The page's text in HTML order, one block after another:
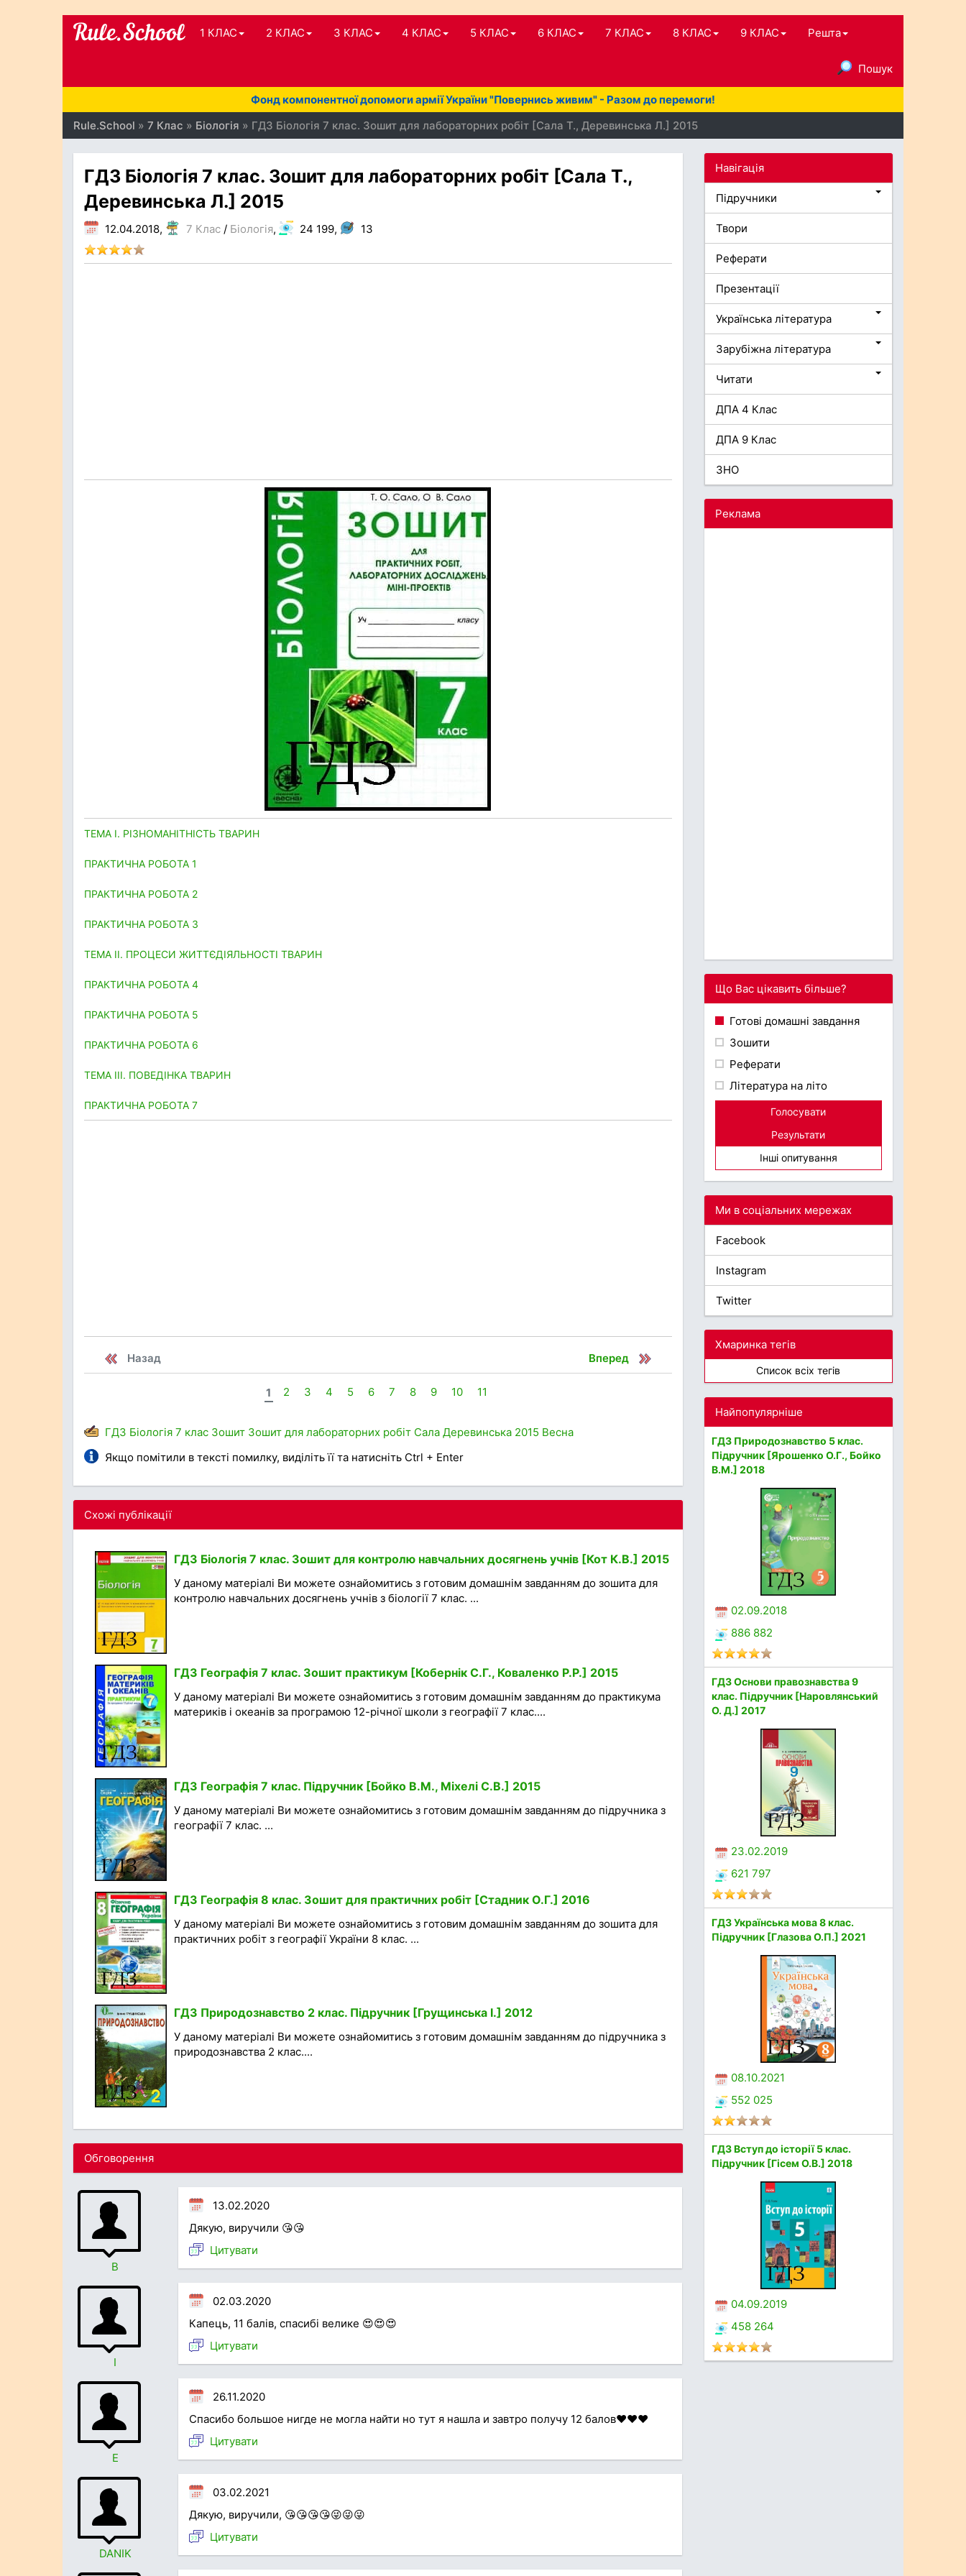
1 КЛАС 2 КЛАС 3 КЛАС 4 КЛАС 5 КЛАС 6 КЛАС 7 КЛАС 8 КЛАС 9 КЛАС Решта
Пошук
Фонд компонентної допомоги армії України "Повернись живим" - Разом до перемоги!
Rule.School » 7 Клас » Біологія » ГДЗ Біологія 7 клас. Зошит для лабораторних робіт [Сала Т., Деревинська Л.] 2015
ГДЗ Біологія 7 клас. Зошит для лабораторних робіт [Сала Т.,
Деревинська Л.] 2015
12.04.2018, 7 Клас / Біологія, 24 199, 13
ТЕМА І. РІЗНОМАНІТНІСТЬ ТВАРИН
ПРАКТИЧНА РОБОТА 1
ПРАКТИЧНА РОБОТА 2
ПРАКТИЧНА РОБОТА 3
ТЕМА II. ПРОЦЕСИ ЖИТТЄДІЯЛЬНОСТІ ТВАРИН
ПРАКТИЧНА РОБОТА 4
ПРАКТИЧНА РОБОТА 5
ПРАКТИЧНА РОБОТА 6
ТЕМА III. ПОВЕДІНКА ТВАРИН
ПРАКТИЧНА РОБОТА 7
Назад Вперед
1 2 3 4 5 6 7 8 9 10 11
ГДЗ Біологія 7 клас Зошит Зошит для лабораторних робіт Сала Деревинська 2015 Весна
Якщо помітили в тексті помилку, виділіть її та натисніть Ctrl + Enter
Схожі публікації
ГДЗ Біологія 7 клас. Зошит для контролю навчальних досягнень учнів [Кот К.В.] 2015
У даному матеріалі Ви можете ознайомитись з готовим домашнім завданням до зошита для
контролю навчальних досягнень учнів з біології 7 клас. ...
ГДЗ Географія 7 клас. Зошит практикум [Кобернік С.Г., Коваленко Р.Р.] 2015
У даному матеріалі Ви можете ознайомитись з готовим домашнім завданням до практикума
материків і океанів за програмою 12-річної школи з географії 7 клас....
ГДЗ Географія 7 клас. Підручник [Бойко В.М., Міхелі С.В.] 2015
У даному матеріалі Ви можете ознайомитись з готовим домашнім завданням до підручника з
географії 7 клас. ...
ГДЗ Географія 8 клас. Зошит для практичних робіт [Стадник О.Г.] 2016
У даному матеріалі Ви можете ознайомитись з готовим домашнім завданням до зошита для
практичних робіт з географії України 8 клас. ...
ГДЗ Природознавство 2 клас. Підручник [Грущинська І.] 2012
У даному матеріалі Ви можете ознайомитись з готовим домашнім завданням до підручника з
природознавства 2 клас....
Обговорення
В
13.02.2020
Дякую, виручили 😘😘
Цитувати
І
02.03.2020
Капець, 11 балів, спасибі велике 😍😍😍
Цитувати
Е
26.11.2020
Спасибо большое нигде не могла найти но тут я нашла и завтро получу 12 балов♥️♥️♥️
Цитувати
DANIK
03.02.2021
Дякую, виручили, 😘😘😘😘😜😜😜
Цитувати
Навігація
Підручники
Твори
Реферати
Презентації
Українська література
Зарубіжна література
Читати
ДПА 4 Клас
ДПА 9 Клас
ЗНО
Реклама
Що Вас цікавить більше?
Готові домашні завдання
Зошити
Реферати
Література на літо
Голосувати
Результати
Інші опитування
Ми в соціальних мережах
Facebook
Instagram
Twitter
Хмаринка тегів
Список всіх тегів
Найпопулярніше
ГДЗ Природознавство 5 клас.
Підручник [Ярошенко О.Г., Бойко
В.М.] 2018
02.09.2018
886 882
ГДЗ Основи правознавства 9
клас. Підручник [Наровлянський
О. Д.] 2017
23.02.2019
621 797
ГДЗ Українська мова 8 клас.
Підручник [Глазова О.П.] 2021
08.10.2021
552 025
ГДЗ Вступ до історії 5 клас.
Підручник [Гісем О.В.] 2018
04.09.2019
458 264